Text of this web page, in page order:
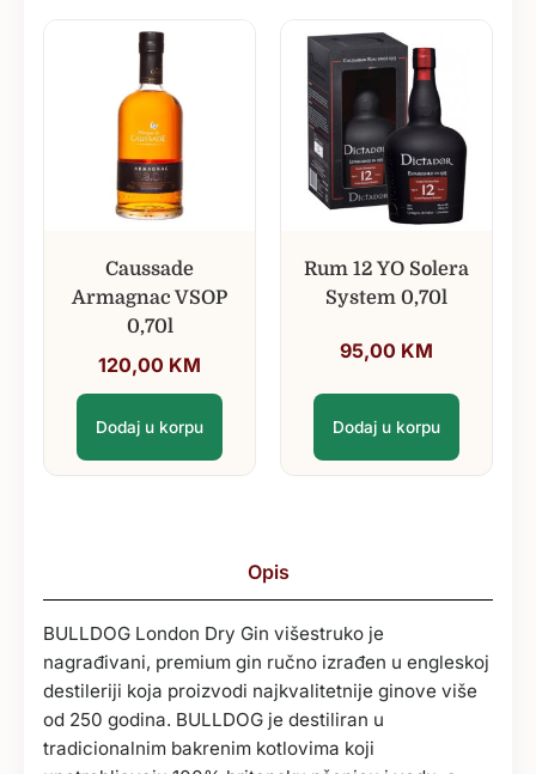
Caussade
Armagnac VSOP
0,70l
120,00 KM
Dodaj u korpu
Rum 12 YO Solera
System 0,70l
95,00 KM
Dodaj u korpu
Opis
BULLDOG London Dry Gin višestruko je
nagrađivani, premium gin ručno izrađen u engleskoj
destileriji koja proizvodi najkvalitetnije ginove više
od 250 godina. BULLDOG je destiliran u
tradicionalnim bakrenim kotlovima koji